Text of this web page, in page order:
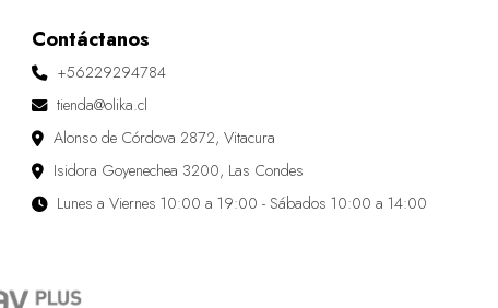
Contáctanos
+56229294784
tienda@olika.cl
Alonso de Córdova 2872, Vitacura
Isidora Goyenechea 3200, Las Condes
Lunes a Viernes 10:00 a 19:00 - Sábados 10:00 a 14:00